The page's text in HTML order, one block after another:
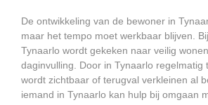
De ontwikkeling van de bewoner in
maar het tempo moet werkbaar blijven.
Tynaarlo wordt gekeken naar veilig
daginvulling. Door in Tynaarlo regelmatig
wordt zichtbaar of terugval verkleinen al
iemand in Tynaarlo kan hulp bij omgaan